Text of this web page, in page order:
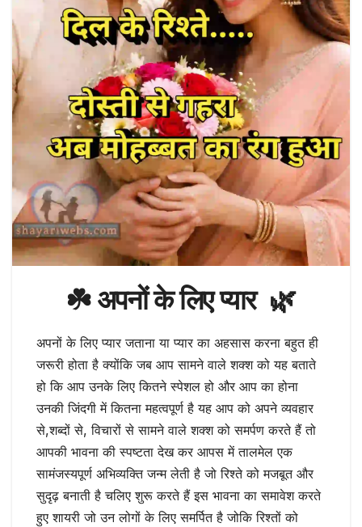
☘️ अपनों के लिए प्यार 🌿
अपनों के लिए प्यार जताना या प्यार का अहसास करना बहुत ही
जरूरी होता है क्योंकि जब आप सामने वाले शक्श को यह बताते
हो कि आप उनके लिए कितने स्पेशल हो और आप का होना
उनकी जिंदगी में कितना महत्वपूर्ण है यह आप को अपने व्यवहार
से,शब्दों से, विचारों से सामने वाले शक्श को समर्पण करते हैं तो
आपकी भावना की स्पष्टता देख कर आपस में तालमेल एक
सामंजस्यपूर्ण अभिव्यक्ति जन्म लेती है जो रिश्ते को मजबूत और
सुदृढ़ बनाती है चलिए शुरू करते हैं इस भावना का समावेश करते
हुए शायरी जो उन लोगों के लिए समर्पित है जोकि रिश्तों को